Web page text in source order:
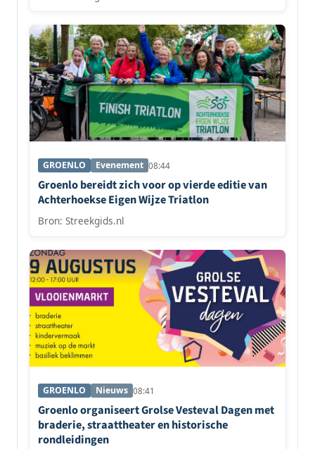
GROENLO Evenement 08:44
Groenlo bereidt zich voor op vierde editie van
Achterhoekse Eigen Wijze Triatlon
Bron: Streekgids.nl
GROENLO Nieuws 08:41
Groenlo organiseert Grolse Vesteval Dagen met
braderie, straattheater en historische
rondleidingen